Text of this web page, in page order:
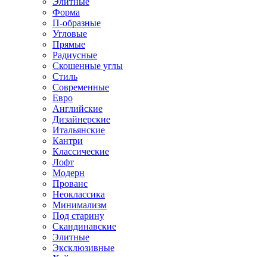
Форма
П-образные
Угловые
Прямые
Радиусные
Скошенные углы
Стиль
Современные
Евро
Английские
Дизайнерские
Итальянские
Кантри
Классические
Лофт
Модерн
Прованс
Неоклассика
Минимализм
Под старину
Скандинавские
Элитные
Эксклюзивные